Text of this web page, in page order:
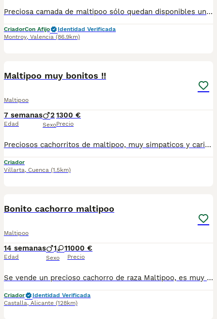
Preciosa camada de maltipoo sólo quedan disponibles un macho y dos hembras . Se entregan con sus vacunas al día y desparacitados .
CriadorCon Afijo
Identidad Verificada
Montroy, Valencia (86.9km)
Maltipoo muy bonitos !!
Maltipoo
7 semanas
Edad
2
Sexo
1300 €
Precio
Preciosos cachorritos de maltipoo, muy simpaticos y cariñosos, se entregarán una vez estén listos para marcharse con sus nuevas familias. Criados con mucho cariño tienen un maravilloso carácter muy juguetones y cariñosos Si quieres saber más sobre estos simpáticos cachorritos pídenos información sin ningun compromiso. Un saludo
Criador
Villarta, Cuenca (1.5km)
Bonito cachorro maltipoo
Maltipoo
14 semanas
Edad
1 1
Sexo
1000 €
Precio
Se vende un precioso cachorro de raza Maltipoo, es muy bonito y està muy educado. Se entrega con las vacunas al dia, desparasitado, con chip y garantía vírica.
Criador
Identidad Verificada
Castalla, Alicante (128km)